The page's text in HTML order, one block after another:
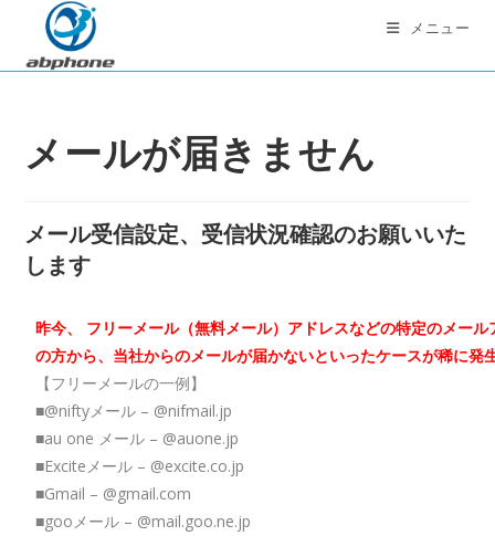
テ
メニュー
メールが届きません
メール受信設定、受信状況確認のお願いいた
します
昨今、 フリーメール（無料メール）アドレスなどの特定のメー
の方から、当社からのメールが届かないといったケースが稀に発
【フリーメールの一例】
■@niftyメール – @nifmail.jp
■au one メール – @auone.jp
■Exciteメール – @excite.co.jp
■Gmail – @gmail.com
■gooメール – @mail.goo.ne.jp